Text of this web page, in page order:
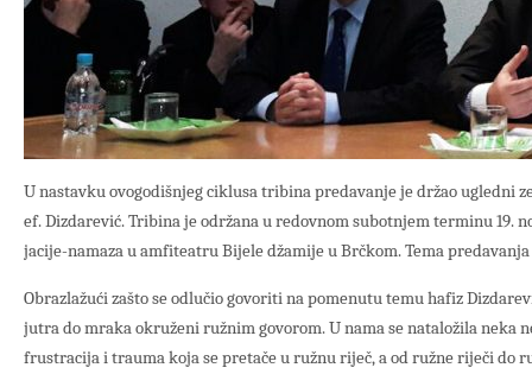
U nastavku ovogodišnjeg ciklusa tribina predavanje je držao ugledni
ef. Dizdarević. Tribina je održana u redovnom subotnjem terminu 19.
jacije-namaza u amfiteatru Bijele džamije u Brčkom. Tema
Obrazlažući zašto se odlučio govoriti na pomenutu temu hafiz
jutra do mraka okruženi ružnim govorom. U nama se nataložila neka
frustracija i trauma koja se pretače u ružnu riječ, a od ružne riječi do